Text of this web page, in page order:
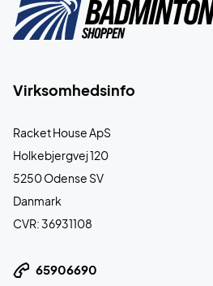
Virksomhedsinfo
Racket House ApS
Holkebjergvej 120
5250 Odense SV
Danmark
CVR: 36931108
65906690